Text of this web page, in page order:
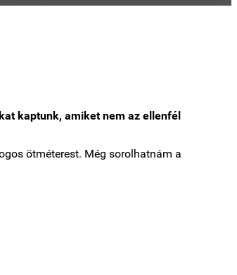
kaptunk, amiket nem az ellenfél
ötméterest. Még sorolhatnám a